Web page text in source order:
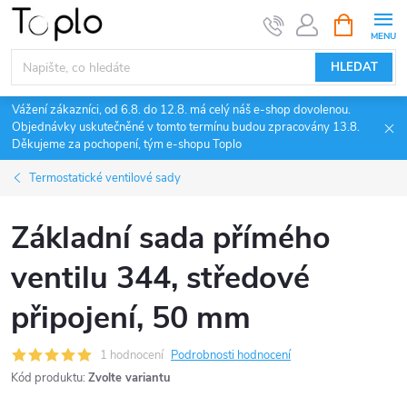
Přejít
obsah
HLEDAT
NÁKUPNÍ
KOŠÍK
Vážení zákazníci, od 6.8. do 12.8. má celý náš e-shop dovolenou.
Objednávky uskutečněné v tomto termínu budou zpracovány 13.8.
Děkujeme za pochopení, tým e-shopu Toplo
Termostatické ventilové sady
Základní sada přímého
ventilu 344, středové
připojení, 50 mm
1 hodnocení Podrobnosti hodnocení
Kód produktu: Zvolte variantu